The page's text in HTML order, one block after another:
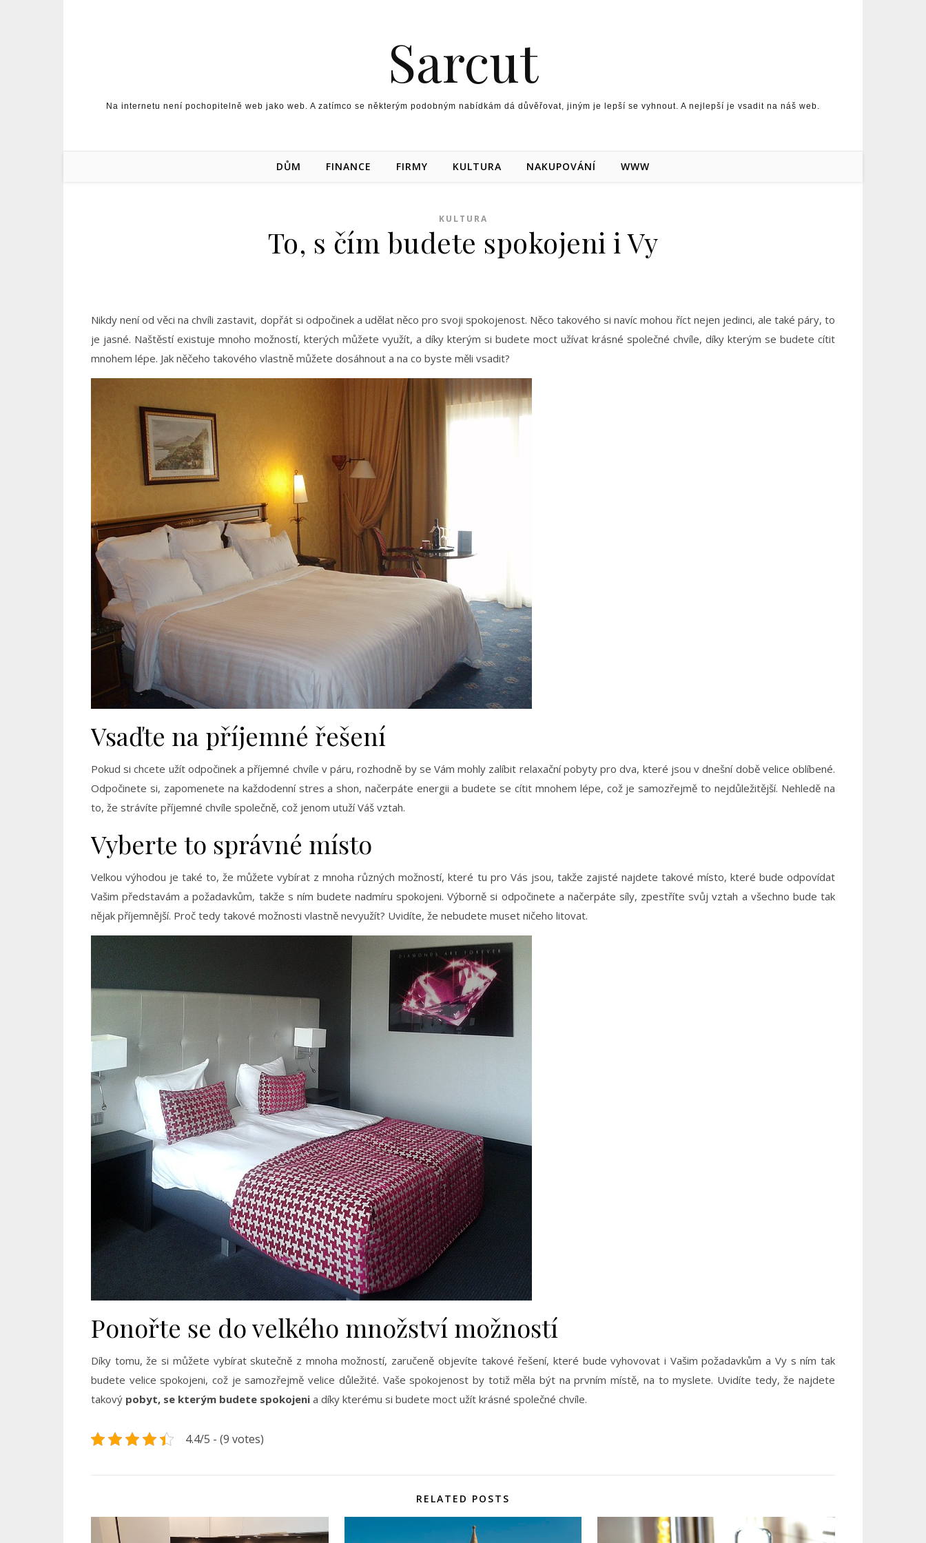
Sarcut
Na internetu není pochopitelně web jako web. A zatímco se některým podobným nabídkám dá důvěřovat, jiným je lepší se vyhnout. A nejlepší je vsadit na náš web.
DŮM FINANCE FIRMY KULTURA NAKUPOVÁNÍ WWW
KULTURA
To, s čím budete spokojeni i Vy
Nikdy není od věci na chvíli zastavit, dopřát si odpočinek a udělat něco pro svoji spokojenost. Něco takového si navíc mohou říct nejen jedinci, ale také páry, to
je jasné. Naštěstí existuje mnoho možností, kterých můžete využít, a díky kterým si budete moct užívat krásné společné chvíle, díky kterým se budete cítit
mnohem lépe. Jak něčeho takového vlastně můžete dosáhnout a na co byste měli vsadit?
Vsaďte na příjemné řešení
Pokud si chcete užít odpočinek a příjemné chvíle v páru, rozhodně by se Vám mohly zalíbit relaxační pobyty pro dva, které jsou v dnešní době velice oblíbené.
Odpočinete si, zapomenete na každodenní stres a shon, načerpáte energii a budete se cítit mnohem lépe, což je samozřejmě to nejdůležitější. Nehledě na
to, že strávíte příjemné chvíle společně, což jenom utuží Váš vztah.
Vyberte to správné místo
Velkou výhodou je také to, že můžete vybírat z mnoha různých možností, které tu pro Vás jsou, takže zajisté najdete takové místo, které bude odpovídat
Vašim představám a požadavkům, takže s ním budete nadmíru spokojeni. Výborně si odpočinete a načerpáte síly, zpestříte svůj vztah a všechno bude tak
nějak příjemnější. Proč tedy takové možnosti vlastně nevyužít? Uvidíte, že nebudete muset ničeho litovat.
Ponořte se do velkého množství možností
Díky tomu, že si můžete vybírat skutečně z mnoha možností, zaručeně objevíte takové řešení, které bude vyhovovat i Vašim požadavkům a Vy s ním tak
budete velice spokojeni, což je samozřejmě velice důležité. Vaše spokojenost by totiž měla být na prvním místě, na to myslete. Uvidíte tedy, že najdete
takový pobyt, se kterým budete spokojeni a díky kterému si budete moct užít krásné společné chvíle.
4.4/5 - (9 votes)
RELATED POSTS